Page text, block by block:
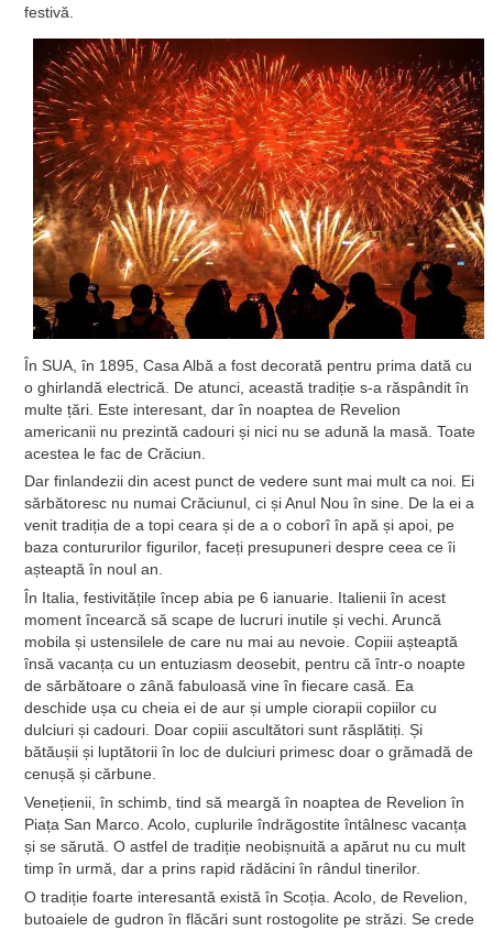
festivă.
În SUA, în 1895, Casa Albă a fost decorată pentru prima dată cu
o ghirlandă electrică. De atunci, această tradiție s-a răspândit în
multe țări. Este interesant, dar în noaptea de Revelion
americanii nu prezintă cadouri și nici nu se adună la masă. Toate
acestea le fac de Crăciun.
Dar finlandezii din acest punct de vedere sunt mai mult ca noi. Ei
sărbătoresc nu numai Crăciunul, ci și Anul Nou în sine. De la ei a
venit tradiția de a topi ceara și de a o coborî în apă și apoi, pe
baza contururilor figurilor, faceți presupuneri despre ceea ce îi
așteaptă în noul an.
În Italia, festivitățile încep abia pe 6 ianuarie. Italienii în acest
moment încearcă să scape de lucruri inutile și vechi. Aruncă
mobila și ustensilele de care nu mai au nevoie. Copiii așteaptă
însă vacanța cu un entuziasm deosebit, pentru că într-o noapte
de sărbătoare o zână fabuloasă vine în fiecare casă. Ea
deschide ușa cu cheia ei de aur și umple ciorapii copiilor cu
dulciuri și cadouri. Doar copiii ascultători sunt răsplătiți. Și
bătăușii și luptătorii în loc de dulciuri primesc doar o grămadă de
cenușă și cărbune.
Venețienii, în schimb, tind să meargă în noaptea de Revelion în
Piața San Marco. Acolo, cuplurile îndrăgostite întâlnesc vacanța
și se sărută. O astfel de tradiție neobișnuită a apărut nu cu mult
timp în urmă, dar a prins rapid rădăcini în rândul tinerilor.
O tradiție foarte interesantă există în Scoția. Acolo, de Revelion,
butoaiele de gudron în flăcări sunt rostogolite pe străzi. Se crede